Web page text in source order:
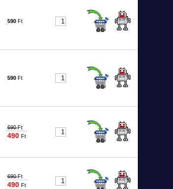
590 Ft
590 Ft
690Ft
490 Ft
690Ft
490 Ft